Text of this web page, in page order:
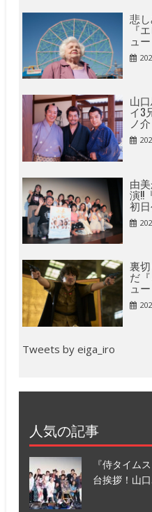
悲
『
ュー
山
イ3
ノ
由
演!!
初
裏
だ
ュー
Tweets by eiga_iro
人気の記事
『侍タイム
台挨拶！山口